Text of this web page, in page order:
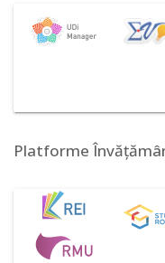
Platforme